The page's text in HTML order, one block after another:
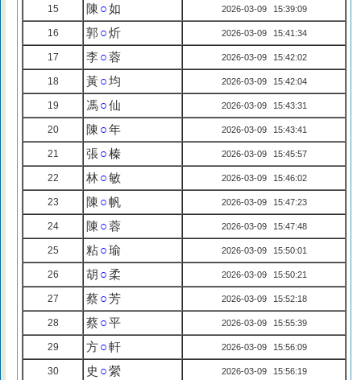
15 陳 ○如 2026-03-09 15:39:09
16 郭 ○炘 2026-03-09 15:41:34
17 李○蓉 2026-03-09 15:42:02
18 黃○均 2026-03-09 15:42:04
19 馮○仙 2026-03-09 15:43:31
20 陳 ○年 2026-03-09 15:43:41
21 張○榛 2026-03-09 15:45:57
22 林○敏 2026-03-09 15:46:02
23 陳 ○帆 2026-03-09 15:47:23
24 陳 ○蓉 2026-03-09 15:47:48
25 粘○瑜 2026-03-09 15:50:01
26 胡 ○柔 2026-03-09 15:50:21
27 蔡○芳 2026-03-09 15:52:18
28 蔡○平 2026-03-09 15:55:39
29 方○軒 2026-03-09 15:56:09
30 史 ○縈 2026-03-09 15:56:19